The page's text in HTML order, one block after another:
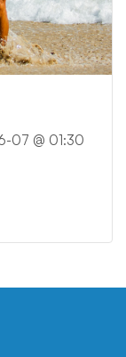
07 @ 01:30